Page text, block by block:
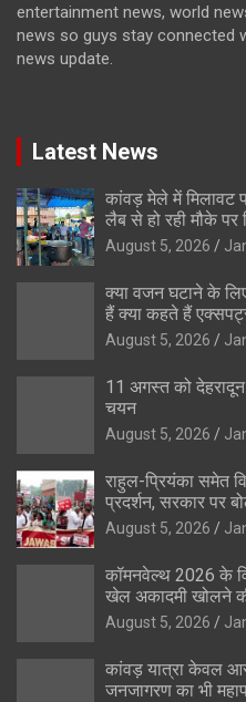
entertainment news, world
news so guys stay connected
news update.
Latest News
कांवड़ मेले में मिलावट
लैब से हो रही मौके पर
August 5, 2026
क्या वजन घटाने के
हैं क्या कहते हैं
August 5, 2026
11 अगस्त को देहरादून
चयन
August 5, 2026
राहुल-प्रियंका समेत
प्रदर्शन, सरकार पर
August 5, 2026
कॉमनवेल्थ 2026 के
खेल अकादमी खोलने
August 5, 2026
कांवड़ यात्रा केवल
जनजागरण का भी